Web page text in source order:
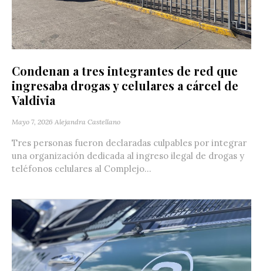
Condenan a tres integrantes de red que
ingresaba drogas y celulares a cárcel de
Valdivia
Mayo 7, 2026 Alejandra Castellano
Tres personas fueron declaradas culpables por integrar
una organización dedicada al ingreso ilegal de drogas y
teléfonos celulares al Complejo...